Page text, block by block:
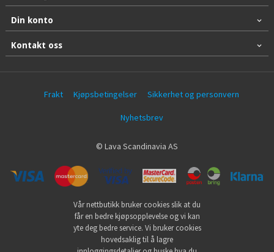
Din konto
Kontakt oss
Frakt Kjøpsbetingelser Sikkerhet og personvern
Nyhetsbrev
© Lava Scandinavia AS
Vår nettbutikk bruker cookies slik at du
får en bedre kjøpsopplevelse og vi kan
yte deg bedre service. Vi bruker cookies
hovedsaklig til å lagre